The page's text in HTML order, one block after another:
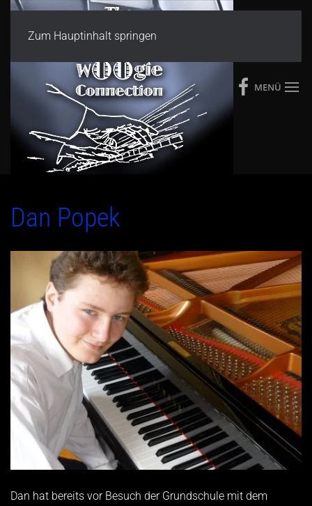
Zum Hauptinhalt springen
MENÜ
Dan Popek
Dan hat bereits vor Besuch der Grundschule mit dem